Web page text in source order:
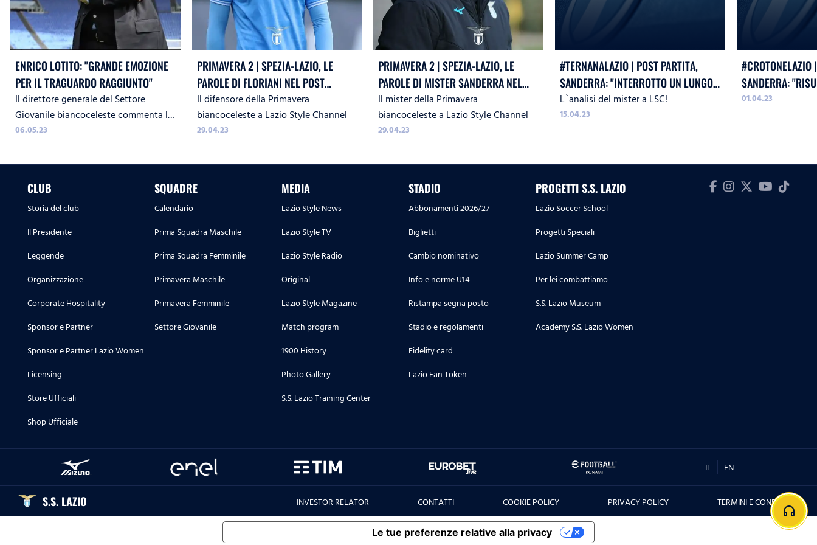
ENRICO LOTITO: "GRANDE EMOZIONE
PER IL TRAGUARDO RAGGIUNTO"
Il direttore generale del Settore
Giovanile biancoceleste commenta la
promozione in Primavera 1
06.05.23
PRIMAVERA 2 | SPEZIA-LAZIO, LE
PAROLE DI FLORIANI NEL POST
PARTITA
Il difensore della Primavera
biancoceleste a Lazio Style Channel
29.04.23
PRIMAVERA 2 | SPEZIA-LAZIO, LE
PAROLE DI MISTER SANDERRA NEL
POST PARTITA
Il mister della Primavera
biancoceleste a Lazio Style Channel
29.04.23
#TERNANALAZIO | POST PARTITA,
SANDERRA: "INTERROTTO UN LUNGO
TREND, ORA IMPORTANTE REAGIRE"
L`analisi del mister a LSC!
15.04.23
#CROTONELAZIO
SANDERRA:
MA DOBBIAMO
01.04.23
CLUB
Storia del club
Il Presidente
Leggende
Organizzazione
Corporate Hospitality
Sponsor e Partner
Sponsor e Partner Lazio Women
Licensing
Store Ufficiali
Shop Ufficiale
SQUADRE
Calendario
Prima Squadra Maschile
Prima Squadra Femminile
Primavera Maschile
Primavera Femminile
Settore Giovanile
MEDIA
Lazio Style News
Lazio Style TV
Lazio Style Radio
Original
Lazio Style Magazine
Match program
1900 History
Photo Gallery
S.S. Lazio Training Center
STADIO
Abbonamenti 2026/27
Biglietti
Cambio nominativo
Info e norme U14
Ristampa segna posto
Stadio e regolamenti
Fidelity card
Lazio Fan Token
PROGETTI S.S. LAZIO
Lazio Soccer School
Progetti Speciali
Lazio Summer Camp
Per lei combattiamo
S.S. Lazio Museum
Academy S.S. Lazio Women
IT EN
S.S. LAZIO INVESTOR RELATOR CONTATTI COOKIE POLICY PRIVACY POLICY TERMINI E CONDIZIONI
headphones
Le tue preferenze relative alla privacy